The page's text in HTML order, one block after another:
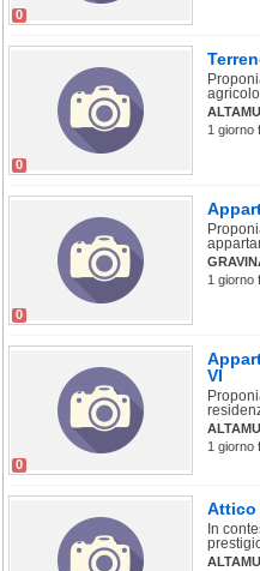
0
0
1 giorno
0
1 giorno
0
VI
1 giorno
Attico
In